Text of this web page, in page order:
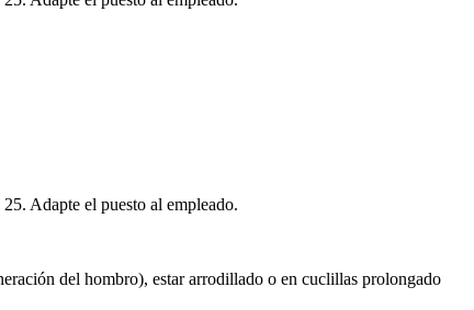
Adapte el puesto al empleado.
del hombro), estar arrodillado o en cuclillas prolongado